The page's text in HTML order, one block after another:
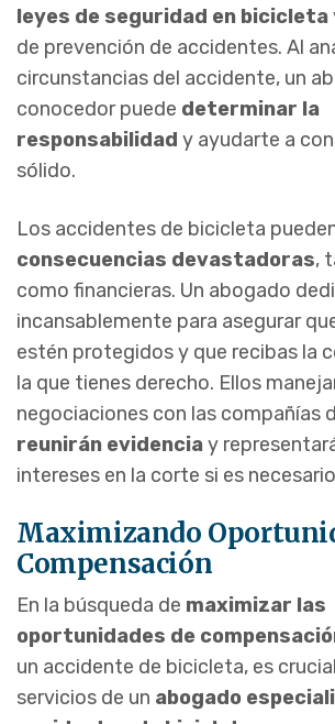
leyes de seguridad en bicicleta
de prevención de accidentes. Al
circunstancias del accidente, un
conocedor puede determinar la
responsabilidad y ayudarte a
sólido.
Los accidentes de bicicleta
consecuencias devastadoras,
como financieras. Un abogado
incansablemente para asegurar
estén protegidos y que recibas la
la que tienes derecho. Ellos
negociaciones con las compañías
reunirán evidenciay
intereses en la corte si es
Maximizando
Compensación
En la búsqueda de maximizar las
oportunidades de
un accidente de bicicleta, es
servicios de un abogado